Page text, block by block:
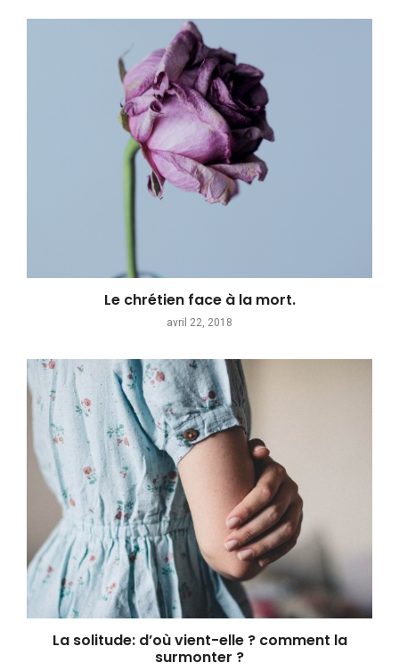
Le chrétien face à la mort.
avril 22, 2018
La solitude: d’où vient-elle ? comment la
surmonter ?